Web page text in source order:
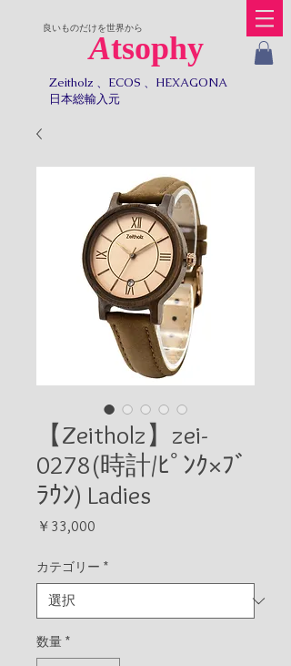
Atsophy
​良いものだけを世界から
Zeitholz 、ECOS 、HEXAGONA
日本総輸入元​​
【Zeitholz】zei-
0278(時計/ﾋﾟﾝｸ×ﾌﾞ
ﾗｳﾝ) Ladies
￥33,000
カテゴリー *
数量 *